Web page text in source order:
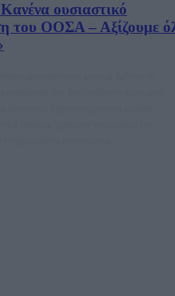
ουσιαστικό
του ΟΟΣΑ – Αξίζουμε